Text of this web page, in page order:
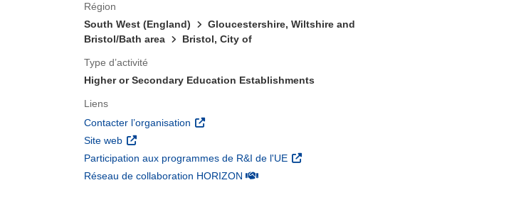
Région
South West (England)
Gloucestershire, Wiltshire and
Bristol/Bath area
Bristol, City of
Type d’activité
Higher or Secondary Education Establishments
Liens
Contacter l’organisation (s’ouvre dans une nouvelle fenêtre)
Site web (s’ouvre dans une nouvelle fenêtre)
Participation aux programmes de R&I de l'UE (s’ouvre dans une nouvelle fenêtre)
Réseau de collaboration HORIZON(s’ouvre dans une nouvelle fenêtre)